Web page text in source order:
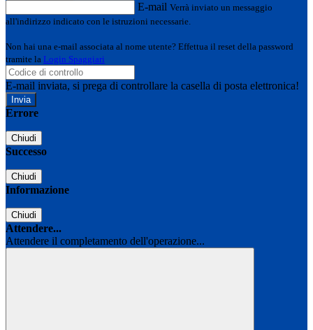
E-mail Verrà inviato un messaggio
all'indirizzo indicato con le istruzioni necessarie.
Non hai una e-mail associata al nome utente? Effettua il reset della password
tramite la Login Spaggiari
E-mail inviata, si prega di controllare la casella di posta elettronica!
Errore
Chiudi
Successo
Chiudi
Informazione
Chiudi
Attendere...
Attendere il completamento dell'operazione...